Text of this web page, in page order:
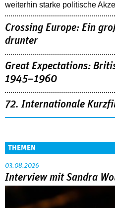
weiterhin starke politische
Crossing Europe: Ein
drunter
Great Expectations:
1945–1960
72. Internationale
THEMEN
03.08.2026
Interview mit Sandra